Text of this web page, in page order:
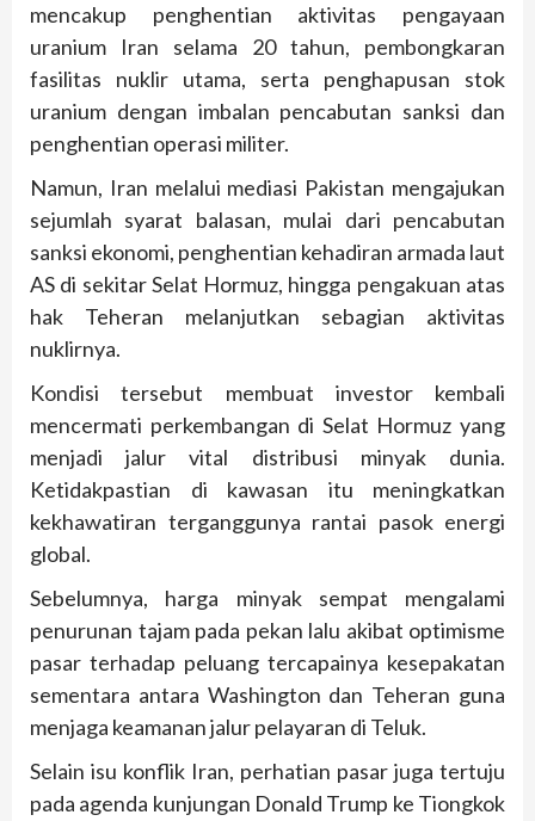
mencakup penghentian aktivitas pengayaan
uranium Iran selama 20 tahun, pembongkaran
fasilitas nuklir utama, serta penghapusan stok
uranium dengan imbalan pencabutan sanksi dan
penghentian operasi militer.
Namun, Iran melalui mediasi Pakistan mengajukan
sejumlah syarat balasan, mulai dari pencabutan
sanksi ekonomi, penghentian kehadiran armada laut
AS di sekitar Selat Hormuz, hingga pengakuan atas
hak Teheran melanjutkan sebagian aktivitas
nuklirnya.
Kondisi tersebut membuat investor kembali
mencermati perkembangan di Selat Hormuz yang
menjadi jalur vital distribusi minyak dunia.
Ketidakpastian di kawasan itu meningkatkan
kekhawatiran terganggunya rantai pasok energi
global.
Sebelumnya, harga minyak sempat mengalami
penurunan tajam pada pekan lalu akibat optimisme
pasar terhadap peluang tercapainya kesepakatan
sementara antara Washington dan Teheran guna
menjaga keamanan jalur pelayaran di Teluk.
Selain isu konflik Iran, perhatian pasar juga tertuju
pada agenda kunjungan Donald Trump ke Tiongkok